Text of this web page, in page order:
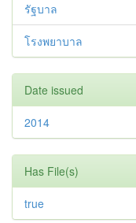
รัฐบาล
โรงพยาบาล
Date issued
2014
Has File(s)
true